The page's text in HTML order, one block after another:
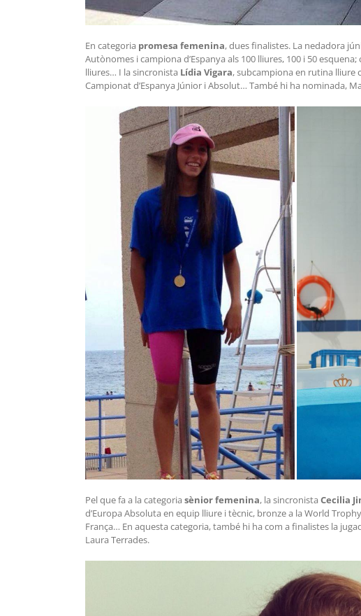
En categoria promesa femenina, dues finalistes. La nedadora
Autònomes i campiona d’Espanya als 100 lliures, 100 i 50
lliures… I la sincronista Lídia Vigara, subcampiona en rutina lliure
Campionat d’Espanya Júnior i Absolut… També hi ha nominada,
Pel que fa a la categoria sènior femenina, la sincronista Cecilia
d’Europa Absoluta en equip lliure i tècnic, bronze a la World
França… En aquesta categoria, també hi ha com a finalistes la
Laura Terrades.